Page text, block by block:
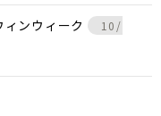
ンウィーク
10/